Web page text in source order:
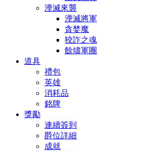
湮滅來襲
湮滅將軍
貪婪魔
狡詐之魂
餘燼軍團
道具
禮包
英雄
消耗品
銘牌
獎勵
連續簽到
爵位詳細
成就